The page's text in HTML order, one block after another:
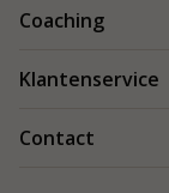
Re-boost pakket
Coaching
Blog & Tips
Klantenservice
Contact